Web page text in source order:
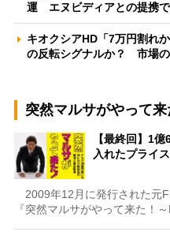
運 エヌビディアとの提携
キオクシアHD「7万円割れ
の反転シグナルか？ 市場
突然マルサがやって来
【最終回】1
入れたプライ
2009年12月に発行された元
『突然マルサがやって来た！